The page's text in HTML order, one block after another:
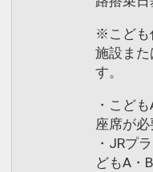
※こども
施設また
す。
・こど
座席が必
・JRプ
どもA・